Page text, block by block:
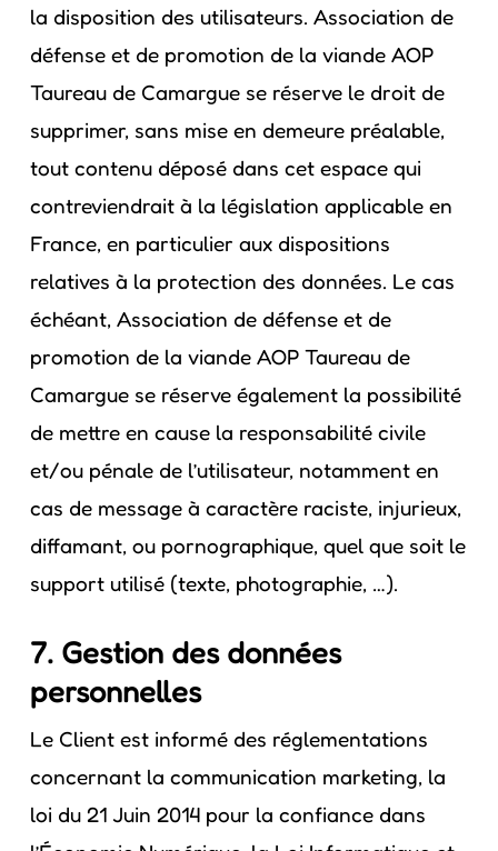
la disposition des utilisateurs. Association de
défense et de promotion de la viande AOP
Taureau de Camargue se réserve le droit de
supprimer, sans mise en demeure préalable,
tout contenu déposé dans cet espace qui
contreviendrait à la législation applicable en
France, en particulier aux dispositions
relatives à la protection des données. Le cas
échéant, Association de défense et de
promotion de la viande AOP Taureau de
Camargue se réserve également la possibilité
de mettre en cause la responsabilité civile
et/ou pénale de l’utilisateur, notamment en
cas de message à caractère raciste, injurieux,
diffamant, ou pornographique, quel que soit le
support utilisé (texte, photographie, …).
7. Gestion des données
personnelles
Le Client est informé des réglementations
concernant la communication marketing, la
loi du 21 Juin 2014 pour la confiance dans